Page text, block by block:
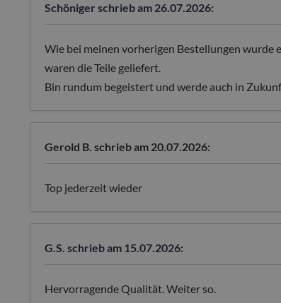
Schöniger schrieb am 26.07.2026:
Wie bei meinen vorherigen Bestellungen wurde
waren die Teile geliefert.
Bin rundum begeistert und werde auch in
Gerold B. schrieb am 20.07.2026:
Top jederzeit wieder
G.S. schrieb am 15.07.2026:
Hervorragende Qualität. Weiter so.